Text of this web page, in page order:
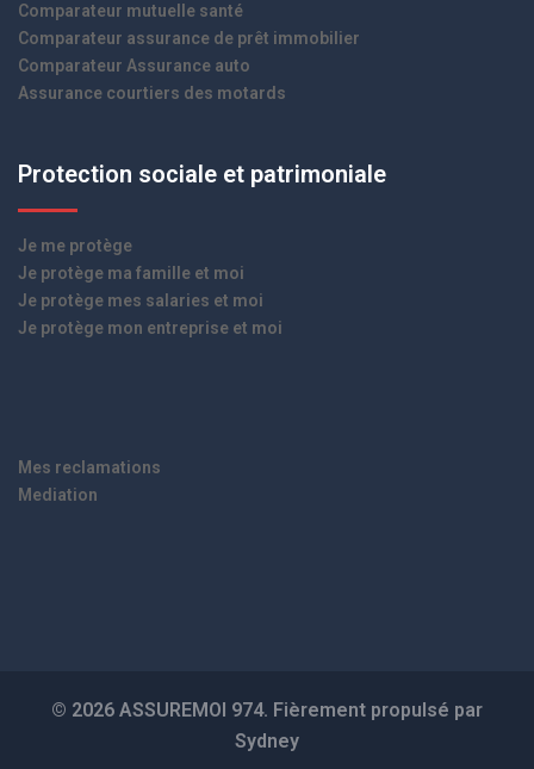
Comparateur mutuelle santé
Comparateur assurance de prêt immobilier
Comparateur Assurance auto
Assurance courtiers des motards
Protection sociale et patrimoniale
Je me protège
Je protège ma famille et moi
Je protège mes salaries et moi
Je protège mon entreprise et moi
Mes reclamations
Mediation
© 2026 ASSUREMOI 974. Fièrement propulsé par
Sydney